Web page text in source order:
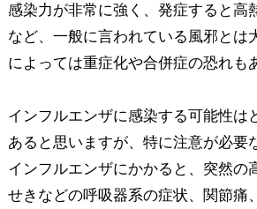
感染力が非常に強く、発症すると高
など、一般に言われている風邪とは
によっては重症化や合併症の恐れも
インフルエンザに感染する可能性は
あると思いますが、特に注意が必要
インフルエンザにかかると、突然の
せきなどの呼吸器系の症状、関節痛